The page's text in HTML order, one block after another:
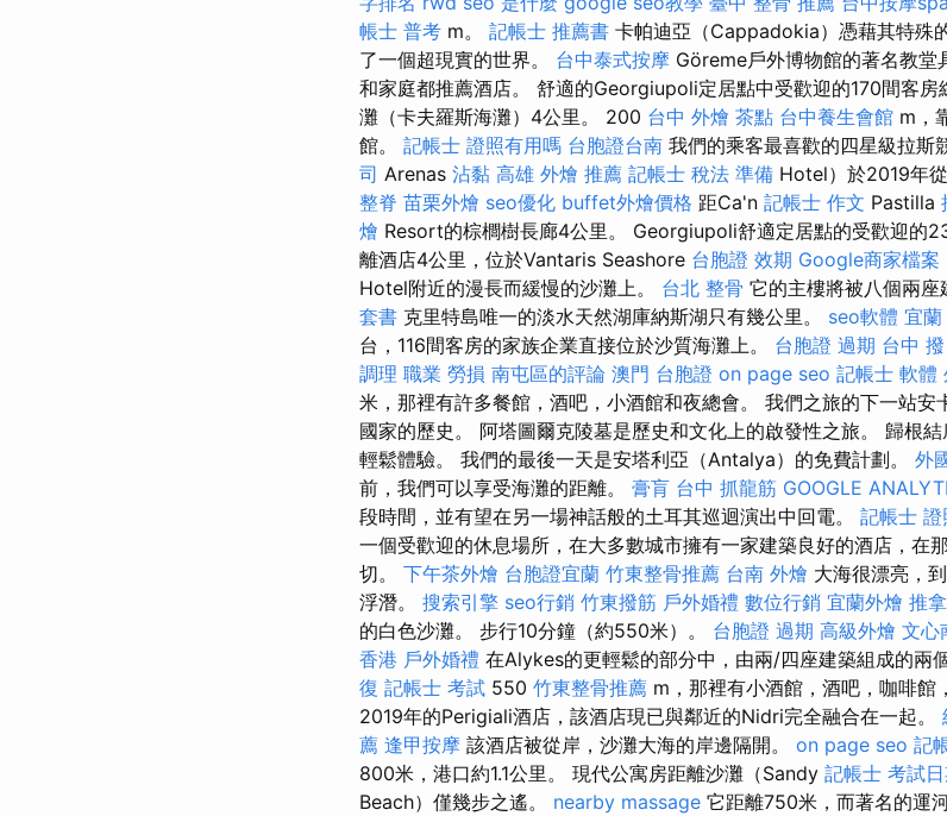
帳士 普考 m。 記帳士 推薦書 卡帕迪亞（Cappadokia）憑藉其特殊
了一個超現實的世界。 台中泰式按摩 Göreme戶外博物館的著名教
和家庭都推薦酒店。 舒適的Georgiupoli定居點中受歡迎的170間客
灘（卡夫羅斯海灘）4公里。 200 台中 外燴 茶點 台中養生會館 m，
館。 記帳士 證照有用嗎 台胞證台南 我們的乘客最喜歡的四星級拉斯
司 Arenas 沾黏 高雄 外燴 推薦 記帳士 稅法 準備 Hotel）於2019年
整脊 苗栗外燴 seo優化 buffet外燴價格 距Ca'n 記帳士 作文 Pastilla
燴 Resort的棕櫚樹長廊4公里。 Georgiupoli舒適定居點的受歡迎的
離酒店4公里，位於Vantaris Seashore 台胞證 效期 Google商家檔案
Hotel附近的漫長而緩慢的沙灘上。 台北 整骨 它的主樓將被八個兩座
套書 克里特島唯一的淡水天然湖庫納斯湖只有幾公里。 seo軟體 宜蘭
台，116間客房的家族企業直接位於沙質海灘上。 台胞證 過期 台中
調理 職業 勞損 南屯區的評論 澳門 台胞證 on page seo 記帳士 軟體
米，那裡有許多餐館，酒吧，小酒館和夜總會。 我們之旅的下一站
國家的歷史。 阿塔圖爾克陵墓是歷史和文化上的啟發性之旅。 歸根
輕鬆體驗。 我們的最後一天是安塔利亞（Antalya）的免費計劃。 外
前，我們可以享受海灘的距離。 膏肓 台中 抓龍筋 GOOGLE
段時間，並有望在另一場神話般的土耳其巡迴演出中回電。 記帳士
一個受歡迎的休息場所，在大多數城市擁有一家建築良好的酒店，在
切。 下午茶外燴 台胞證宜蘭 竹東整骨推薦 台南 外燴 大海很漂亮，
浮潛。 搜索引擎 seo行銷 竹東撥筋 戶外婚禮 數位行銷 宜蘭外燴 推拿
的白色沙灘。 步行10分鐘（約550米）。 台胞證 過期 高級外燴 文心
香港 戶外婚禮 在Alykes的更輕鬆的部分中，由兩/四座建築組成的兩
復 記帳士 考試 550 竹東整骨推薦 m，那裡有小酒館，酒吧，咖啡館
2019年的Perigiali酒店，該酒店現已與鄰近的Nidri完全融合在一起。
薦 逢甲按摩 該酒店被從岸，沙灘大海的岸邊隔開。 on page seo 記
800米，港口約1.1公里。 現代公寓房距離沙灘（Sandy 記帳士 考試
Beach）僅幾步之遙。 nearby massage 它距離750米，而著名的運